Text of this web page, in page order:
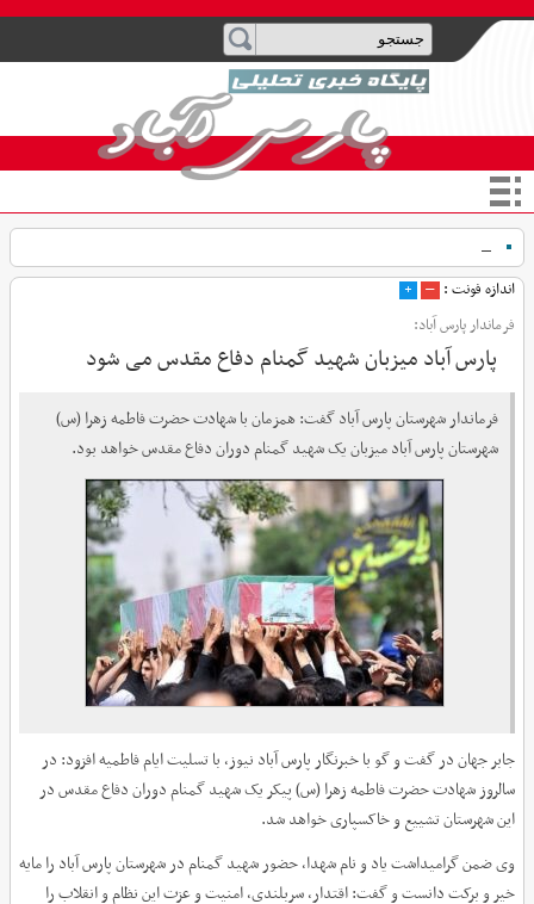
۵۰ کیل _
اندازه فونت : –
+
فرماندار پارس آباد:
پارس آباد میزبان شهید گمنام دفاع مقدس می شود
فرماندار شهرستان پارس آباد گفت: همزمان با شهادت حضرت فاطمه زهرا (س)
شهرستان پارس آباد میزبان یک شهید گمنام دوران دفاع مقدس خواهد بود.
جابر جهان در گفت و گو با خبرنگار پارس آباد نیوز، با تسلیت ایام فاطمیه افزود: در
سالروز شهادت حضرت فاطمه زهرا (س) پیکر یک شهید گمنام دوران دفاع مقدس در
این شهرستان تشییع و خاکسپاری خواهد شد.
وی ضمن گرامیداشت یاد و نام شهدا، حضور شهید گمنام در شهرستان پارس آباد را مایه
خیر و برکت دانست و گفت: اقتدار، سربلندی، امنیت و عزت این نظام و انقلاب را